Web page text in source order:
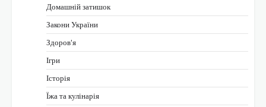
Домашній затишок
Закони України
Здоров'я
Ігри
Історія
Їжа та кулінарія